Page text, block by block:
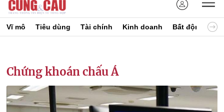
Vĩ mô Tiêu dùng Tài chính Kinh doanh Bất động sản
Chứng khoán chấu Á